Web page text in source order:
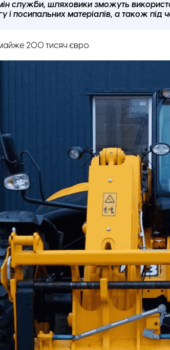
служби, шляховики зможуть
і посипальних матеріалів, а також під
200 тисяч євро.